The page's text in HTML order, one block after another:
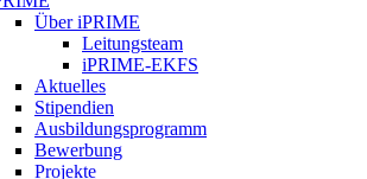
Über iPRIME
Leitungsteam
iPRIME-EKFS
Aktuelles
Stipendien
Ausbildungsprogramm
Bewerbung
Projekte